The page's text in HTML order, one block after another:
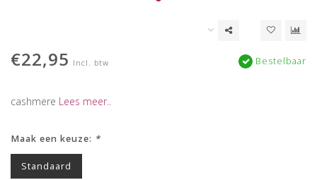
€22,95 Incl. btw Bestelbaar
cashmere Lees meer..
Maak een keuze: *
Standaard